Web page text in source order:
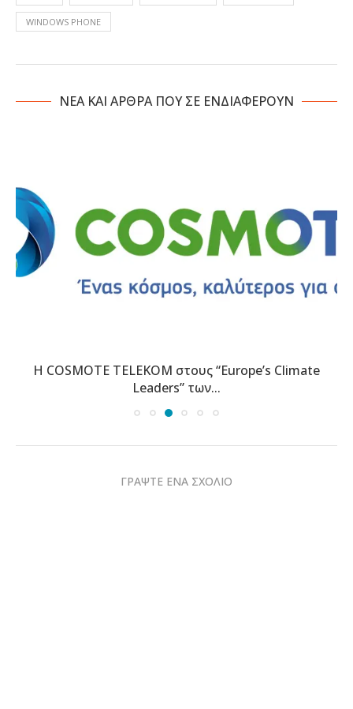
WINDOWS PHONE
NΕΑ ΚΑΙ ΑΡΘΡΑ ΠΟΥ ΣΕ ΕΝΔΙΑΦΕΡΟΥΝ
Η COSMOTE TELEKOM στους “Europe’s Climate
Leaders” των...
ΓΡΑΨΤΕ ΕΝΑ ΣΧΟΛΙΟ